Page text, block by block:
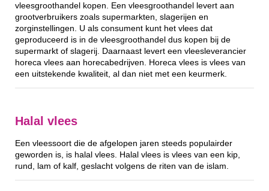
vleesgroothandel kopen. Een vleesgroothandel levert aan
grootverbruikers zoals supermarkten, slagerijen en
zorginstellingen. U als consument kunt het vlees dat
geproduceerd is in de vleesgroothandel dus kopen bij de
supermarkt of slagerij. Daarnaast levert een vleesleverancier
horeca vlees aan horecabedrijven. Horeca vlees is vlees van
een uitstekende kwaliteit, al dan niet met een keurmerk.
Halal vlees
Een vleessoort die de afgelopen jaren steeds populairder
geworden is, is halal vlees. Halal vlees is vlees van een kip,
rund, lam of kalf, geslacht volgens de riten van de islam.